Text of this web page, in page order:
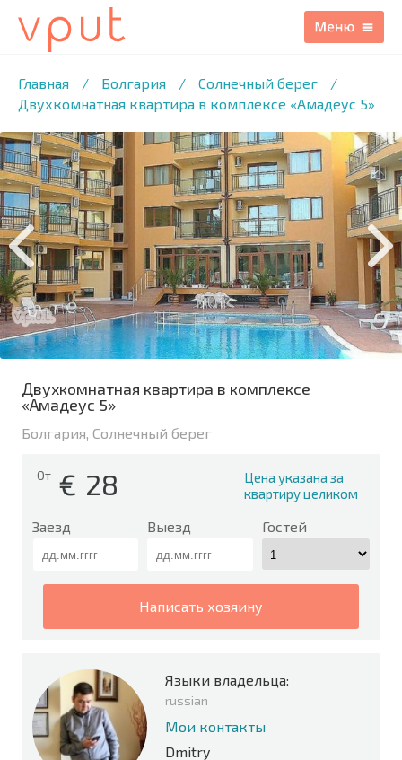
Главная / Болгария / Солнечный берег
/
Двухкомнатная квартира в комплексе «Амадеус 5»
/18 ФОТО
Двухкомнатная квартира в комплексе
«Амадеус 5»
Болгария, Солнечный берег
От € 28
Цена указана за
квартиру целиком
Заезд Выезд Гостей
написать хозяину
Языки владельца:
russian
Мои контакты
Dmitry